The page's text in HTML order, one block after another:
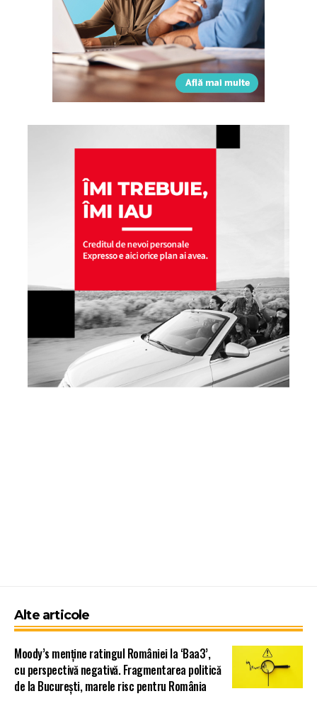
Alte articole
Moody’s menține ratingul României la ‘Baa3’,
cu perspectivă negativă. Fragmentarea politică
de la București, marele risc pentru România